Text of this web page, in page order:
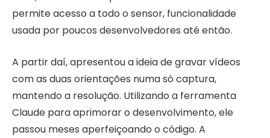
permite acesso a todo o sensor, funcionalidade
usada por poucos desenvolvedores até então.
A partir daí, apresentou a ideia de gravar vídeos
com as duas orientações numa só captura,
mantendo a resolução. Utilizando a ferramenta
Claude para aprimorar o desenvolvimento, ele
passou meses aperfeiçoando o código. A